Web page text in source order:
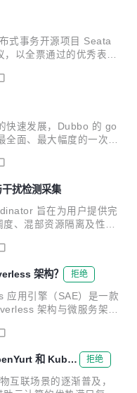
式事务开源项目 Seata
以全票通过的优秀表现
快速发展，Dubbo 的 go
面、最大幅度的一次升
扰检测采集
旨在为用户提供完
、混部资源隔离及性能
算任务，从而提高全局
布以来，Koordinator 迄
的大半年发展过程中，
书、爱奇艺、360、有
多的想法、代码和场
架构？ 拒绝
应用引擎（SAE）是一款
架构与微服务架构
展的云原生时代中解决
级？SAE 团队和 Kube
，并给出了云原生下的
。 本文将详细介
架构升级的解决方案，
和 KubeV
拒绝
互联场景的逐渐普及，